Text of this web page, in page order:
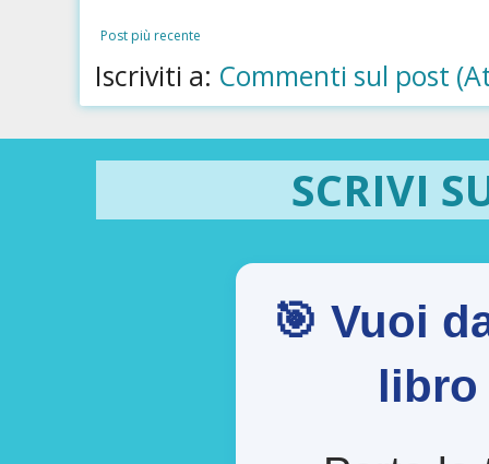
Post più recente
Iscriviti a: Commenti sul post
SCRIVI
🎯 Vuoi
libro